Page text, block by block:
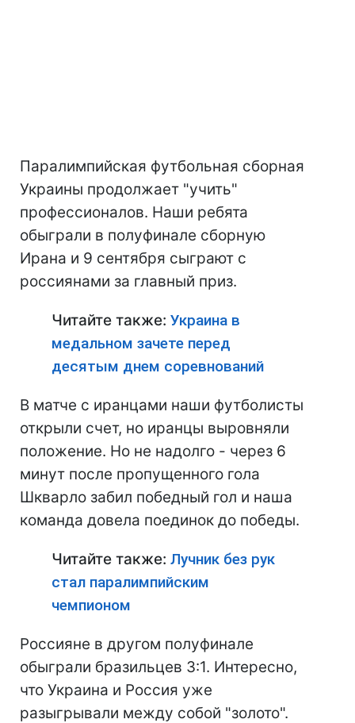
Паралимпийская футбольная сборная
Украины продолжает "учить"
профессионалов. Наши ребята
обыграли в полуфинале сборную
Ирана и 9 сентября сыграют с
россиянами за главный приз.
Читайте также: Украина в
медальном зачете перед
десятым днем соревнований
В матче с иранцами наши футболисты
открыли счет, но иранцы выровняли
положение. Но не надолго - через 6
минут после пропущенного гола
Шкварло забил победный гол и наша
команда довела поединок до победы.
Читайте также: Лучник без рук
стал паралимпийским
чемпионом
Россияне в другом полуфинале
обыграли бразильцев 3:1. Интересно,
что Украина и Россия уже
разыгрывали между собой "золото".